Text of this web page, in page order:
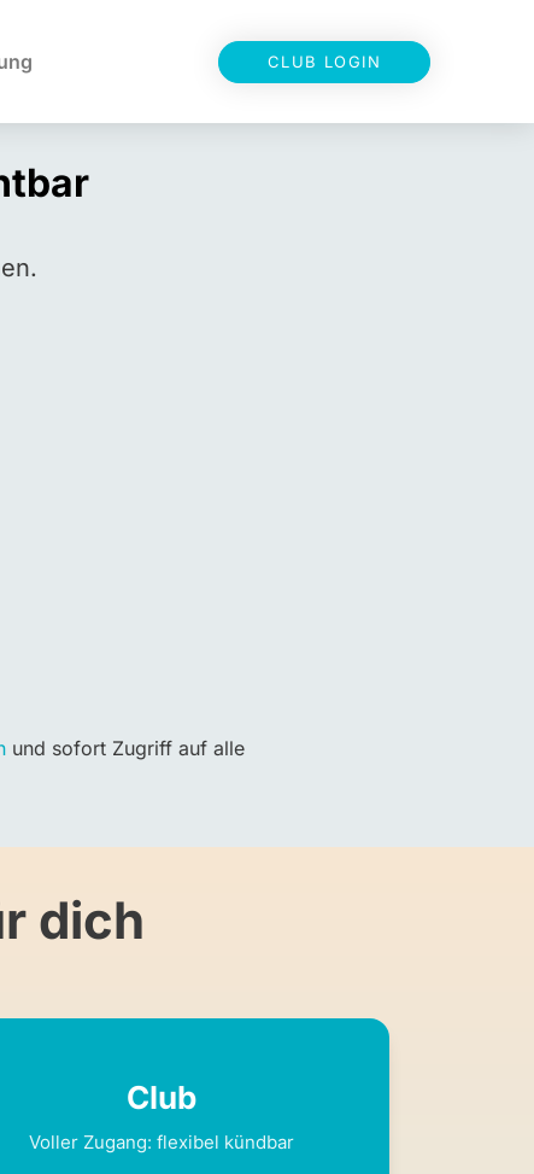
CLUB LOGIN
und sofort Zugriff auf alle
dich
Club
Voller Zugang: flexibel kündbar